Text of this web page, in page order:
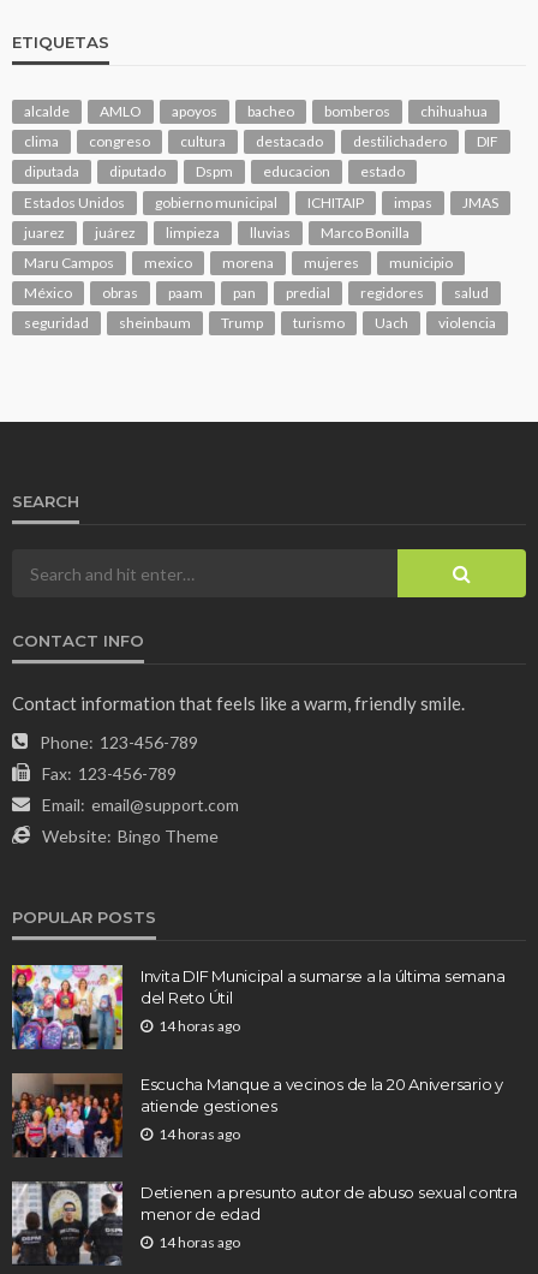
ETIQUETAS
alcalde AMLO apoyos bacheo bomberos
chihuahua
clima
congreso cultura destacado destilichadero
DIF
diputada
diputado Dspm educacion
estado
Estados Unidos
gobierno municipal ICHITAIP impas
JMAS
juarez
juárez limpieza lluvias
Marco Bonilla
Maru Campos
mexico morena mujeres
municipio
México
obras paam pan predial regidores
salud
seguridad
sheinbaum Trump turismo Uach violencia
SEARCH
CONTACT INFO
Contact information that feels like a warm, friendly smile.
Phone: 123-456-789
Fax: 123-456-789
Email: email@support.com
Website: Bingo Theme
POPULAR POSTS
Invita DIF Municipal a sumarse a la última semana
del Reto Útil
14 horas ago
Escucha Manque a vecinos de la 20 Aniversario y
atiende gestiones
14 horas ago
Detienen a presunto autor de abuso sexual contra
menor de edad
14 horas ago